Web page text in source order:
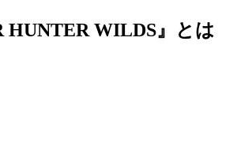
HUNTER WILDS』とは